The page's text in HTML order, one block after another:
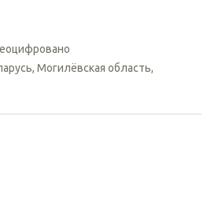
Могилёвская область,